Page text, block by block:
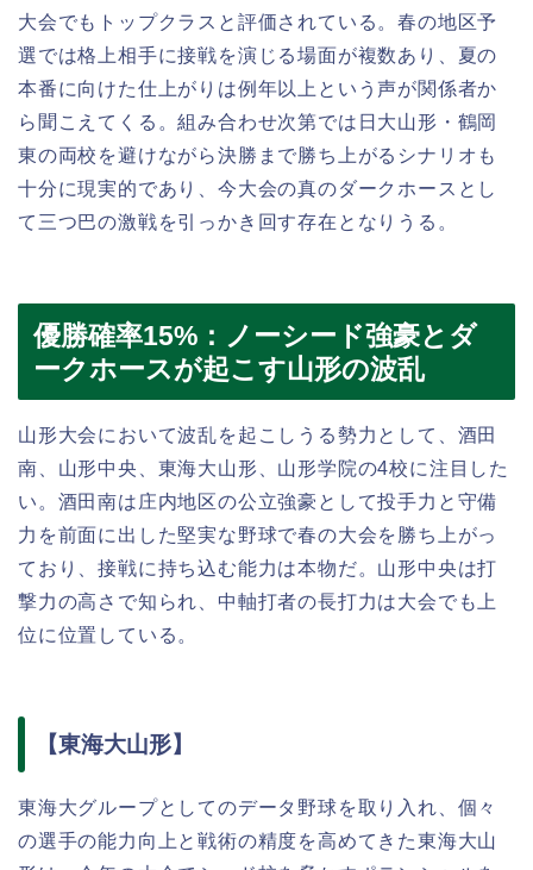
大会でもトップクラスと評価されている。春の地区予
選では格上相手に接戦を演じる場面が複数あり、夏の
本番に向けた仕上がりは例年以上という声が関係者か
ら聞こえてくる。組み合わせ次第では日大山形・鶴岡
東の両校を避けながら決勝まで勝ち上がるシナリオも
十分に現実的であり、今大会の真のダークホースとし
て三つ巴の激戦を引っかき回す存在となりうる。
優勝確率15%：ノーシード強豪とダ
ークホースが起こす山形の波乱
山形大会において波乱を起こしうる勢力として、酒田
南、山形中央、東海大山形、山形学院の4校に注目した
い。酒田南は庄内地区の公立強豪として投手力と守備
力を前面に出した堅実な野球で春の大会を勝ち上がっ
ており、接戦に持ち込む能力は本物だ。山形中央は打
撃力の高さで知られ、中軸打者の長打力は大会でも上
位に位置している。
【東海大山形】
東海大グループとしてのデータ野球を取り入れ、個々
の選手の能力向上と戦術の精度を高めてきた東海大山